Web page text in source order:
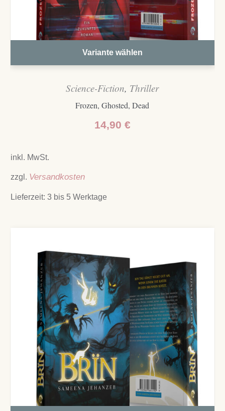
Variante wählen
Science-Fiction, Thriller
Frozen, Ghosted, Dead
14,90 €
inkl. MwSt.
zzgl. Versandkosten
Lieferzeit:3 bis 5 Werktage